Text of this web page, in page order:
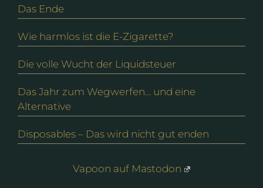
Das Ende
Wie harmlos ist die E-Zigarette?
Die volle Wucht der Liquidsteuer
Das Jahr zum Wegwerfen… und eine
Alternative
Disposables – Das wird nicht gut enden
Vapoon auf Mastodon